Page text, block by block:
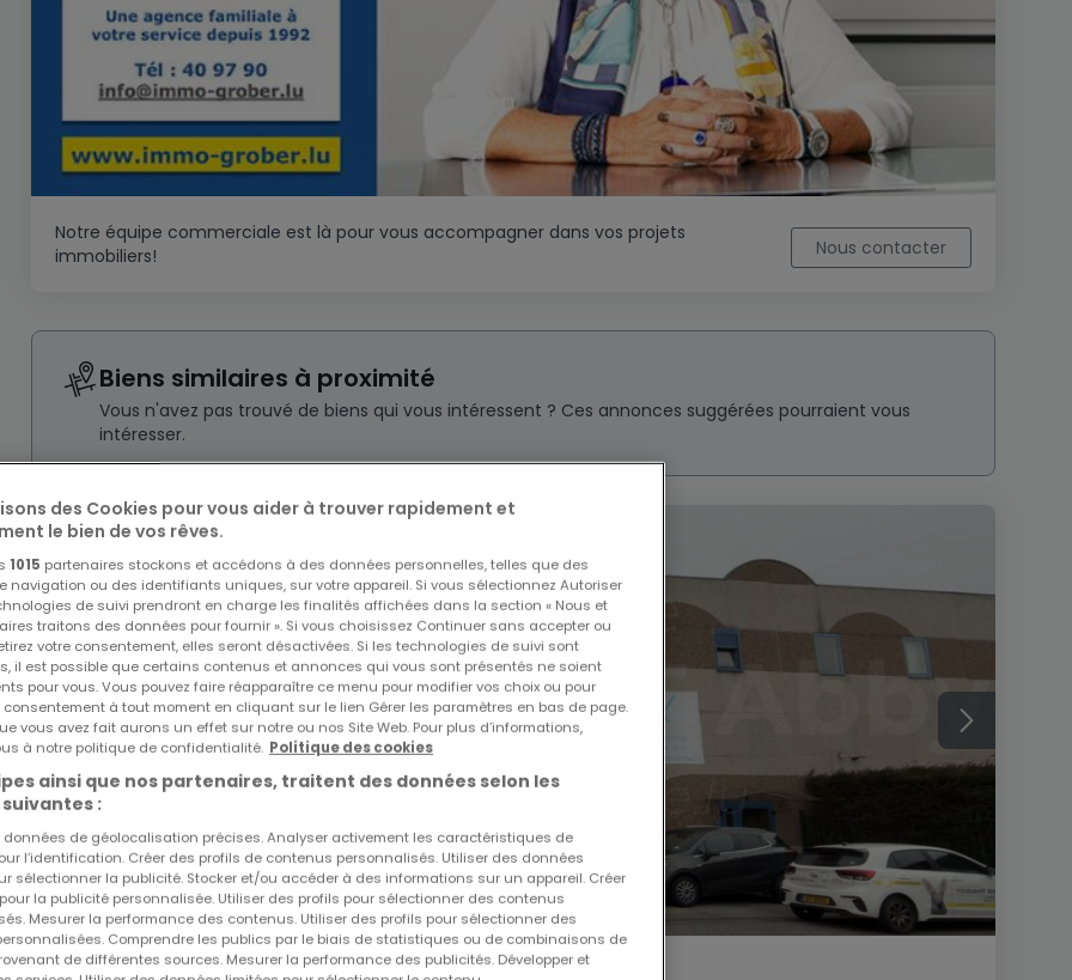
Notre équipe commerciale est là pour vous accompagner dans vos projets
immobiliers!
Nous contacter
Biens similaires à proximité
Vous n'avez pas trouvé de biens qui vous intéressent ? Ces annonces suggérées pourraient vous
intéresser.
3 800 €
des Cookies pour vous aider à trouver rapidement et
le bien de vos rêves.
1015 partenaires stockons et accédons à des données personnelles, telles que des
navigation ou des identifiants uniques, sur votre appareil. Si vous sélectionnez Autoriser
de suivi prendront en charge les finalités affichées dans la section « Nous et
traitons des données pour fournir ». Si vous choisissez Continuer sans accepter ou
votre consentement, elles seront désactivées. Si les technologies de suivi sont
il est possible que certains contenus et annonces qui vous sont présentés ne soient
pour vous. Vous pouvez faire réapparaître ce menu pour modifier vos choix ou pour
consentement à tout moment en cliquant sur le lien Gérer les paramètres en bas de page.
vous avez fait aurons un effet sur notre ou nos Site Web. Pour plus d’informations,
à notre politique de confidentialité. Politique des cookies
ainsi que nos partenaires, traitent des données selon les
:
données de géolocalisation précises. Analyser activement les caractéristiques de
l’identification. Créer des profils de contenus personnalisés. Utiliser des données
sélectionner la publicité. Stocker et/ou accéder à des informations sur un appareil. Créer
la publicité personnalisée. Utiliser des profils pour sélectionner des contenus
Mesurer la performance des contenus. Utiliser des profils pour sélectionner des
Comprendre les publics par le biais de statistiques ou de combinaisons de
de différentes sources. Mesurer la performance des publicités. Développer et